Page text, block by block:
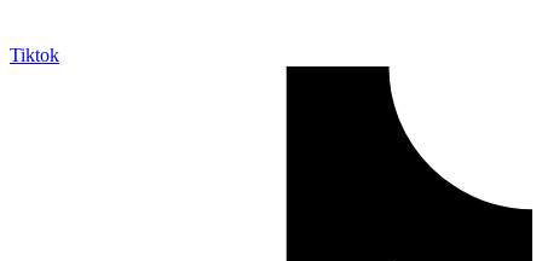
Tiktok